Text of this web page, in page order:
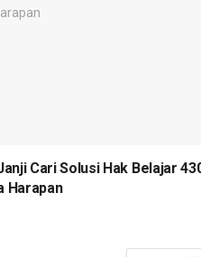
Cari Solusi Hak Belajar
Harapan